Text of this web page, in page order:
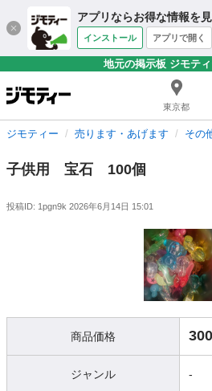
アプリならお得な情報を
インストール アプリで開く
地元の掲示板 ジモテ
東京都
ジモティー 売ります・あげます その
子供用 宝石 100個
投稿ID: 1pgn9k 2026年6月14日 15:01
商品価格
ジャンル -